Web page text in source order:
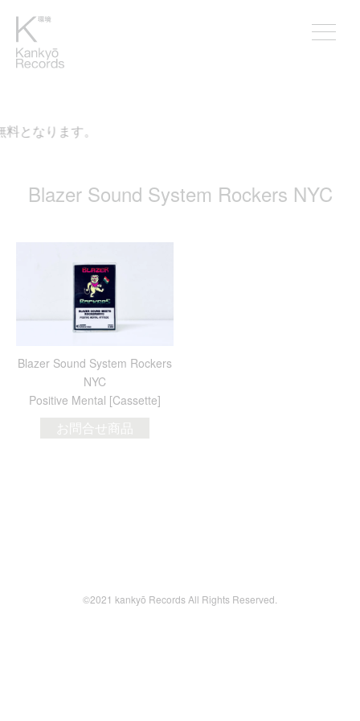
となります。
Blazer Sound System Rockers NYC
Blazer Sound System Rockers
NYC
Positive Mental [Cassette]
お問合せ商品
©2021 kankyō Records All Rights Reserved.